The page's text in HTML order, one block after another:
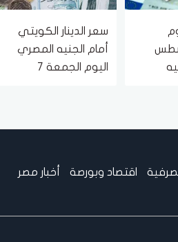
7 أغسطس
سعر الدينار الكويتي
أمام الجنيه المصري
اليوم الجمعة 7
اقتصاد وبورصة أخبار مصر